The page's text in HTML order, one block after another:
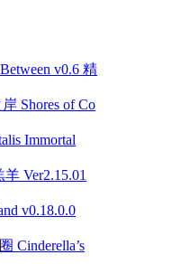
v0.6 精
Shores of Co
Immortal
Ver2.15.01
v0.18.0.0
Cinderella’s